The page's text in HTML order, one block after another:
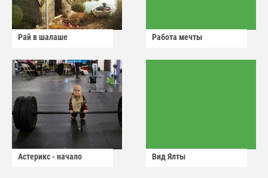
Рай в шалаше Работа мечты
Астерикс - начало Вид Ялты